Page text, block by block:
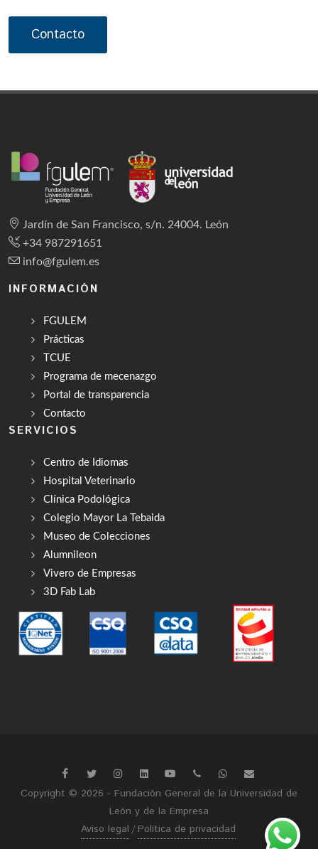
Contacto
Jardín de San Francisco, s/n. 24004. León
+34 987291651
info@fgulem.es
INFORMACIÓN
FGULEM
Prácticas
TCUE
Programa de mecenazgo
Portal de transparencia
Contacto
SERVICIOS
Centro de Idiomas
Hospital Veterinario
Clínica Podológica
Colegio Mayor La Tebaida
Museo de Colecciones
Alumnileon
Vivero de Empresas
3D Fab Lab
Copyright © 2026 - Fundación General de la Universidad de
León y de la Empresa
Aviso legal / Política de privacidad